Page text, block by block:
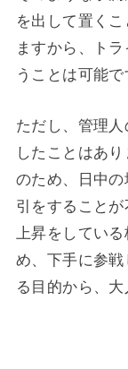
を出して置く
ますから、ト
うことは可能で
ただし、管理
したことはあ
のため、日中
引をすること
上昇をしてい
め、下手に参
る目的から、